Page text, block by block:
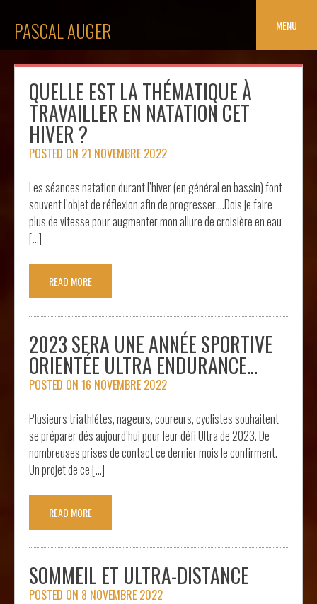
contentPASCAL AUGER MENU
QUELLE EST LA THÉMATIQUE À
TRAVAILLER EN NATATION CET
HIVER ?
POSTED ON 21 NOVEMBRE 2022
Les séances natation durant l’hiver (en général en bassin) font
souvent l’objet de réflexion afin de progresser….Dois je faire
plus de vitesse pour augmenter mon allure de croisière en eau
[…]
READ MORE
2023 SERA UNE ANNÉE SPORTIVE
ORIENTÉE ULTRA ENDURANCE…
POSTED ON 16 NOVEMBRE 2022
Plusieurs triathlétes, nageurs, coureurs, cyclistes souhaitent
se préparer dés aujourd’hui pour leur défi Ultra de 2023. De
nombreuses prises de contact ce dernier mois le confirment.
Un projet de ce […]
READ MORE
SOMMEIL ET ULTRA-DISTANCE
POSTED ON 8 NOVEMBRE 2022